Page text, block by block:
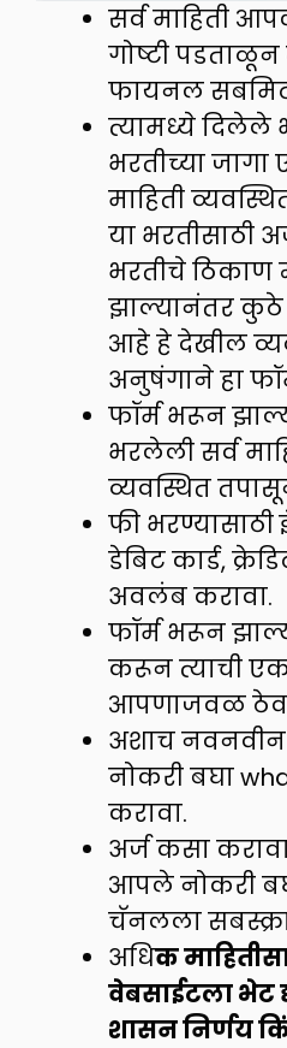
सर्व माहिती
गोष्टी
फायनल
त्यामध्ये दिलेले
भरतीच्या
माहिती
या भरतीसाठी
भरतीचे
झाल्यानंतर कुठे
आहे हे देखील
अनुषंगाने हा
फॉर्म भरून
भरलेली सर्व
व्यवस्थित
फी
डेबिट कार्ड,
अवलंब करावा.
फॉर्म भरून
करून त्याची एक
आपणाजवळ
अशाच नवनवीन
नोकरी बघा
करावा.
अर्ज कसा
आपले नोकरी
चॅनलला
अधिक
वेबसाईटला भेट
शासन निर्णय